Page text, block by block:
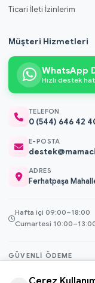
Ticari İleti İzinlerim
Müşteri Hizmetleri
WhatsApp
Hızlı destek
TELEFON
0 (544) 646 42
E-POSTA
ADRES
Ferhatpaşa
Hafta içi 09:00–18:00
Cumartesi
GÜVENLI ÖDEME